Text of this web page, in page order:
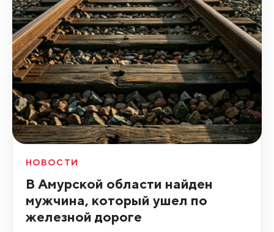
НОВОСТИ
В Амурской области найден
мужчина, который ушел по
железной дороге